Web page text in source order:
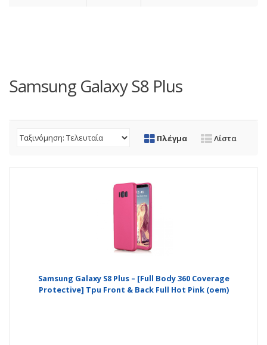
Samsung Galaxy S8 Plus
Πλέγμα Λίστα
Samsung Galaxy S8 Plus – [Full Body 360 Coverage
Protective] Tpu Front & Back Full Hot Pink (oem)